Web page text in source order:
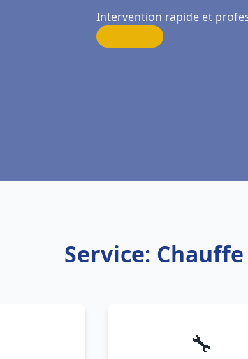
Intervention rapide et
Service:
🔧